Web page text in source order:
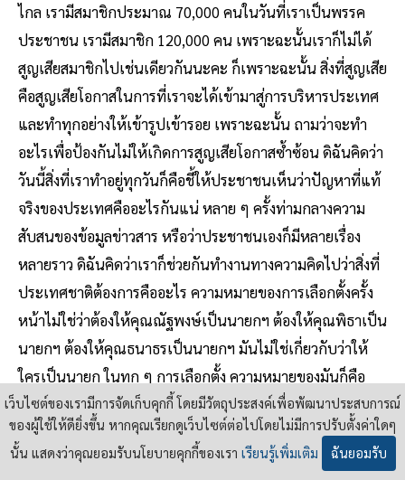
ไกล เรามีสมาชิกประมาณ 70,000 คนในวันที่เราเป็นพรรค
ประชาชน เรามีสมาชิก 120,000 คน เพราะฉะนั้นเราก็ไม่ได้
สูญเสียสมาชิกไปเช่นเดียวกันนะคะ ก็เพราะฉะนั้น สิ่งที่สูญเสีย
คือสูญเสียโอกาสในการที่เราจะได้เข้ามาสู่การบริหารประเทศ
และทําทุกอย่างให้เข้ารูปเข้ารอย เพราะฉะนั้น ถามว่าจะทํา
อะไรเพื่อป้องกันไม่ให้เกิดการสูญเสียโอกาสซ้ำซ้อน ดิฉันคิดว่า
วันนี้สิ่งที่เราทําอยู่ทุกวันก็คือชี้ให้ประชาชนเห็นว่าปัญหาที่แท้
จริงของประเทศคืออะไรกันแน่ หลาย ๆ ครั้งท่ามกลางความ
สับสนของข้อมูลข่าวสาร หรือว่าประชาชนเองก็มีหลายเรื่อง
หลายราว ดิฉันคิดว่าเราก็ช่วยกันทํางานทางความคิดไปว่าสิ่งที่
ประเทศชาติต้องการคืออะไร ความหมายของการเลือกตั้งครั้ง
หน้าไม่ใช่ว่าต้องให้คุณณัฐพงษ์เป็นนายกฯ ต้องให้คุณพิธาเป็น
นายกฯ ต้องให้คุณธนาธรเป็นนายกฯ มันไม่ใช่เกี่ยวกับว่าให้
ใครเป็นนายก ในทุก ๆ การเลือกตั้ง ความหมายของมันก็คือ
คุณต้องการให้ประเทศเดินหน้าไปแบบไหน ดิฉันคิดว่าวันนี้สิ่ง
ที่เราต้องทําก็คือโจทย์ในการเลือกตั้งครั้งหน้าทําให้ประชาชน
คนไทยเห็นตัวเลือกให้ชัด พรรคอื่นก็แล้วแต่เขาเป็น เป็นเรื่อง
เว็บไซต์ของเรามีการจัดเก็บคุกกี้ โดยมีวัตถุประสงค์เพื่อพัฒนาประสบการณ์
ของผู้ใช้ให้ดียิ่งขึ้น หากคุณเรียกดูเว็บไซต์ต่อไปโดยไม่มีการปรับตั้งค่าใดๆ
นั้น แสดงว่าคุณยอมรับนโยบายคุกกี้ของเรา เรียนรู้เพิ่มเติม ฉันยอมรับ